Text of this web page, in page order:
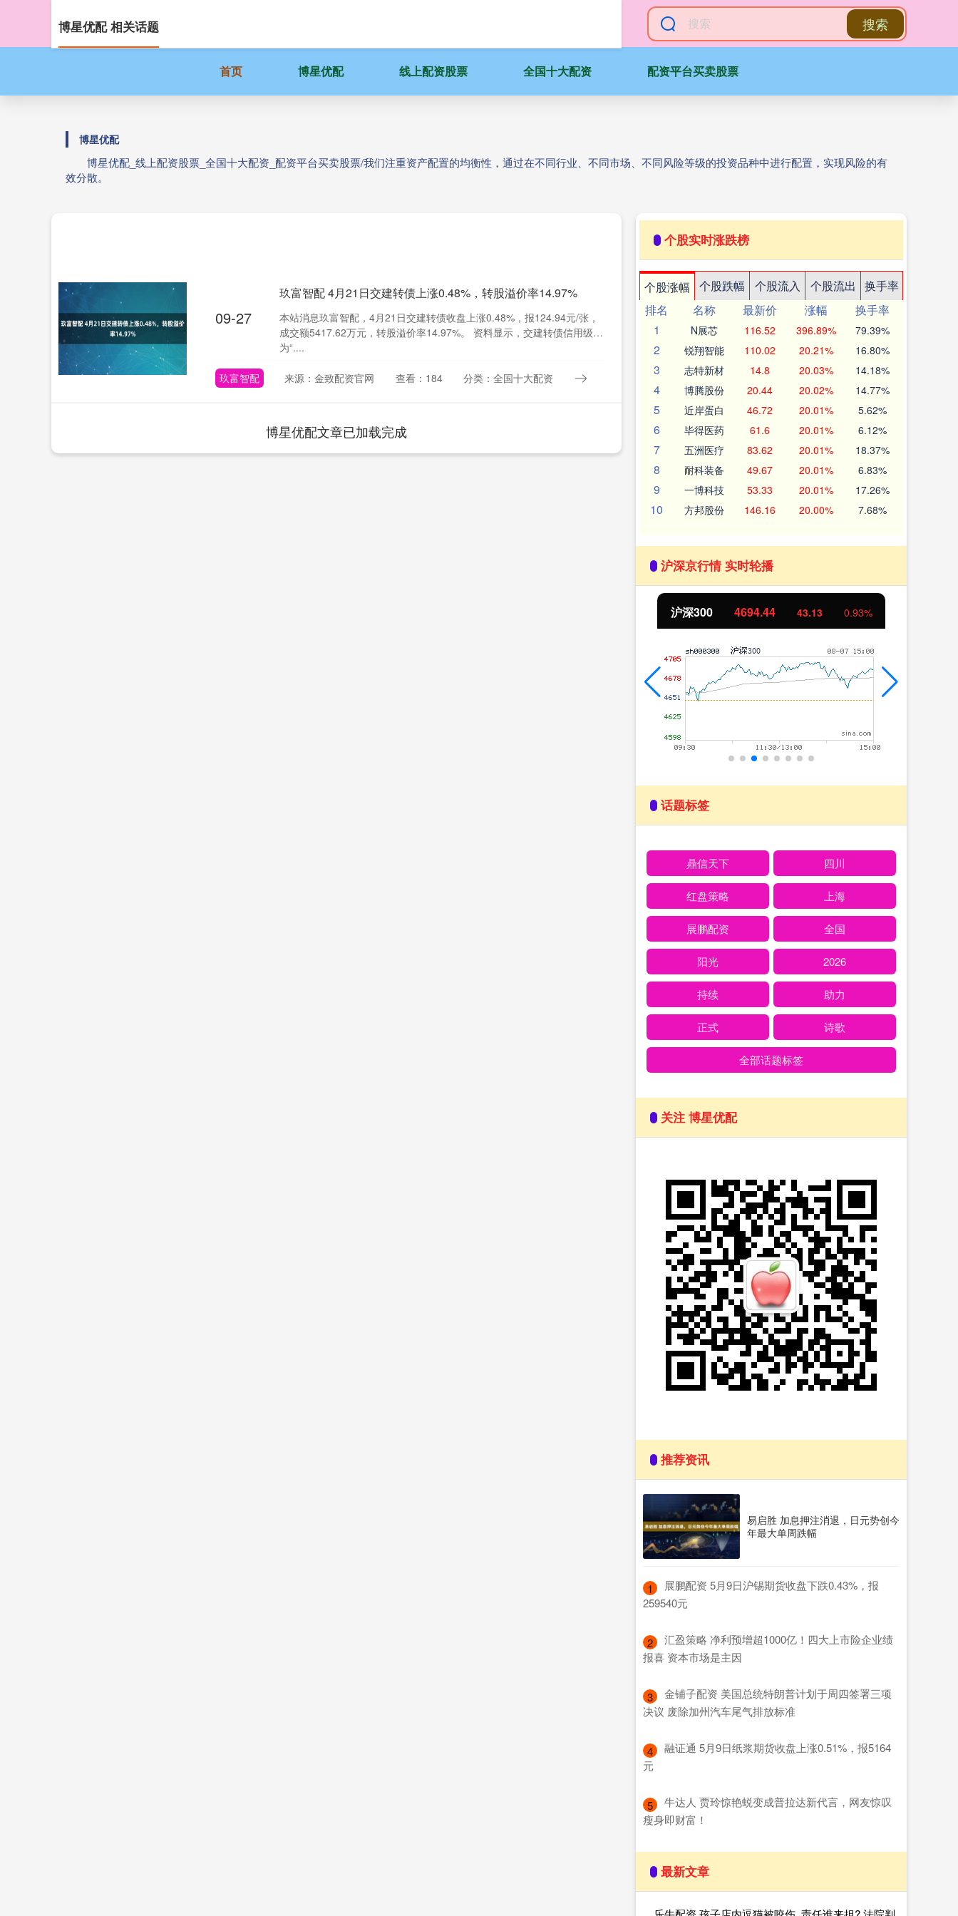
搜索
首页 博星优配 线上配资股票 全国十大配资 配资平台买卖股票
博星优配
博星优配_线上配资股票_全国十大配资_配资平台买卖股票/我们注重资产配置的均衡性，通过在不同行业、不同市场、不同风险等级的投资品种中进行配置，实现风险的有
效分散。
博星优配 相关话题
09-27
玖富智配 4月21日交建转债上涨0.48%，转股溢价率14.97%
本站消息玖富智配，4月21日交建转债收盘上涨0.48%，报124.94元/张，
成交额5417.62万元，转股溢价率14.97%。 资料显示，交建转债信用级别
为“....
玖富智配 来源：金致配资官网 查看：184 分类：全国十大配资
博星优配文章已加载完成
个股实时涨跌榜
个股涨幅 个股跌幅 个股流入 个股流出
换手率
排名
名称 最新价 涨幅
换手率
1
N展芯 116.52 396.89% 79.39%
2 锐翔智能 110.02 20.21% 16.80%
3 志特新材 14.8 20.03% 14.18%
4 博腾股份 20.44 20.02% 14.77%
5 近岸蛋白 46.72 20.01% 5.62%
6 毕得医药 61.6 20.01% 6.12%
7 五洲医疗 83.62 20.01% 18.37%
8 耐科装备 49.67 20.01% 6.83%
9 一博科技 53.33 20.01% 17.26%
10 方邦股份 146.16 20.00% 7.68%
沪深京行情 实时轮播
沪深300 4694.44 43.13 0.93%
话题标签
鼎信天下 四川
红盘策略 上海
展鹏配资 全国
阳光 2026
持续 助力
正式 诗歌
全部话题标签
关注 博星优配
推荐资讯
易启胜 加息押注消退，日元势创今
年最大单周跌幅
1
​展鹏配资 5月9日沪锡期货收盘下跌0.43%，报
259540元
2
​汇盈策略 净利预增超1000亿！四大上市险企业绩
报喜 资本市场是主因
3
​金铺子配资 美国总统特朗普计划于周四签署三项
决议 废除加州汽车尾气排放标准
4
​融证通 5月9日纸浆期货收盘上涨0.51%，报5164
元
5
​牛达人 贾玲惊艳蜕变成普拉达新代言，网友惊叹
瘦身即财富！
最新文章